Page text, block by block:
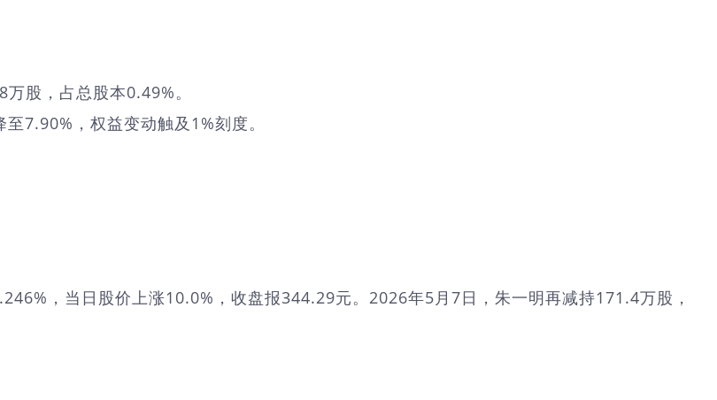
股，占总股本0.49%。
7.90%，权益变动触及1%刻度。
，当日股价上涨10.0%，收盘报344.29元。2026年5月7日，朱一明再减持171.4万股，